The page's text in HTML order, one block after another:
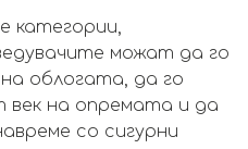
категории,
можат да го
облогата, да го
на опремата и да
со сигурни